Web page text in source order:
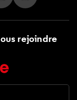
X sur LinkedIn
Suivez nous sur
Suivez nous
rejoindre